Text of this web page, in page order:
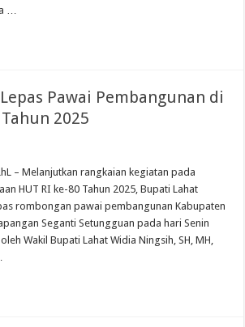
…
Pawai Pembangunan di
2025
– Melanjutkan rangkaian kegiatan pada
HUT RI ke-80 Tahun 2025, Bupati Lahat
rombongan pawai pembangunan Kabupaten
Seganti Setungguan pada hari Senin
Wakil Bupati Lahat Widia Ningsih, SH, MH,